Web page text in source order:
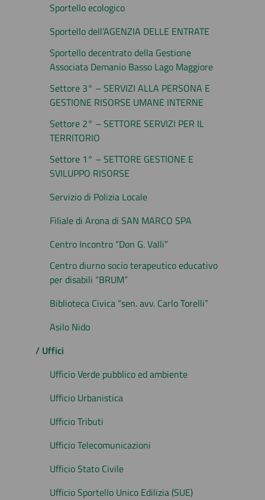
Sportello ecologico
Sportello dell’AGENZIA DELLE ENTRATE
Sportello decentrato della Gestione
Associata Demanio Basso Lago Maggiore
Settore 3° – SERVIZI ALLA PERSONA E
GESTIONE RISORSE UMANE INTERNE
Settore 2° – SETTORE SERVIZI PER IL
TERRITORIO
Settore 1° – SETTORE GESTIONE E
SVILUPPO RISORSE
Servizio di Polizia Locale
Filiale di Arona di SAN MARCO SPA
Centro Incontro “Don G. Valli”
Centro diurno socio terapeutico educativo
per disabili “BRUM”
Biblioteca Civica “sen. avv. Carlo Torelli”
Asilo Nido
/ Uffici
Ufficio Verde pubblico ed ambiente
Ufficio Urbanistica
Ufficio Tributi
Ufficio Telecomunicazioni
Ufficio Stato Civile
Ufficio Sportello Unico Edilizia (SUE)